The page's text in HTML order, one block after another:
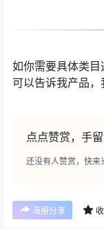
如你需要具体类
可以告诉我产品，
点点赞赏，手
还没有人赞赏，快来
海报分享